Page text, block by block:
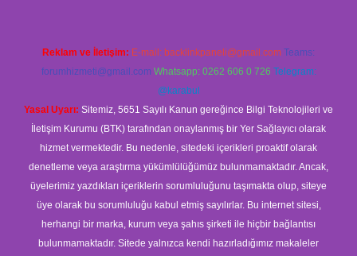
Reklam ve İletişim: E-mail: backlinkpaneli@gmail.com Teams:
forumhizmeti@gmail.com Whatsapp: 0262 606 0 726 Telegram:
@karabul
Yasal Uyarı: Sitemiz, 5651 Sayılı Kanun gereğince Bilgi Teknolojileri ve
İletişim Kurumu (BTK) tarafından onaylanmış bir Yer Sağlayıcı olarak
hizmet vermektedir. Bu nedenle, sitedeki içerikleri proaktif olarak
denetleme veya araştırma yükümlülüğümüz bulunmamaktadır. Ancak,
üyelerimiz yazdıkları içeriklerin sorumluluğunu taşımakta olup, siteye
üye olarak bu sorumluluğu kabul etmiş sayılırlar. Bu internet sitesi,
herhangi bir marka, kurum veya şahıs şirketi ile hiçbir bağlantısı
bulunmamaktadır. Sitede yalnızca kendi hazırladığımız makaleler